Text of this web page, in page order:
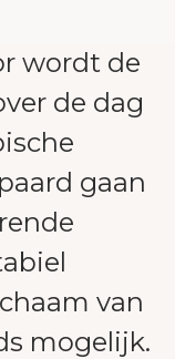
wordt de
de dag
gaan
van
mogelijk.